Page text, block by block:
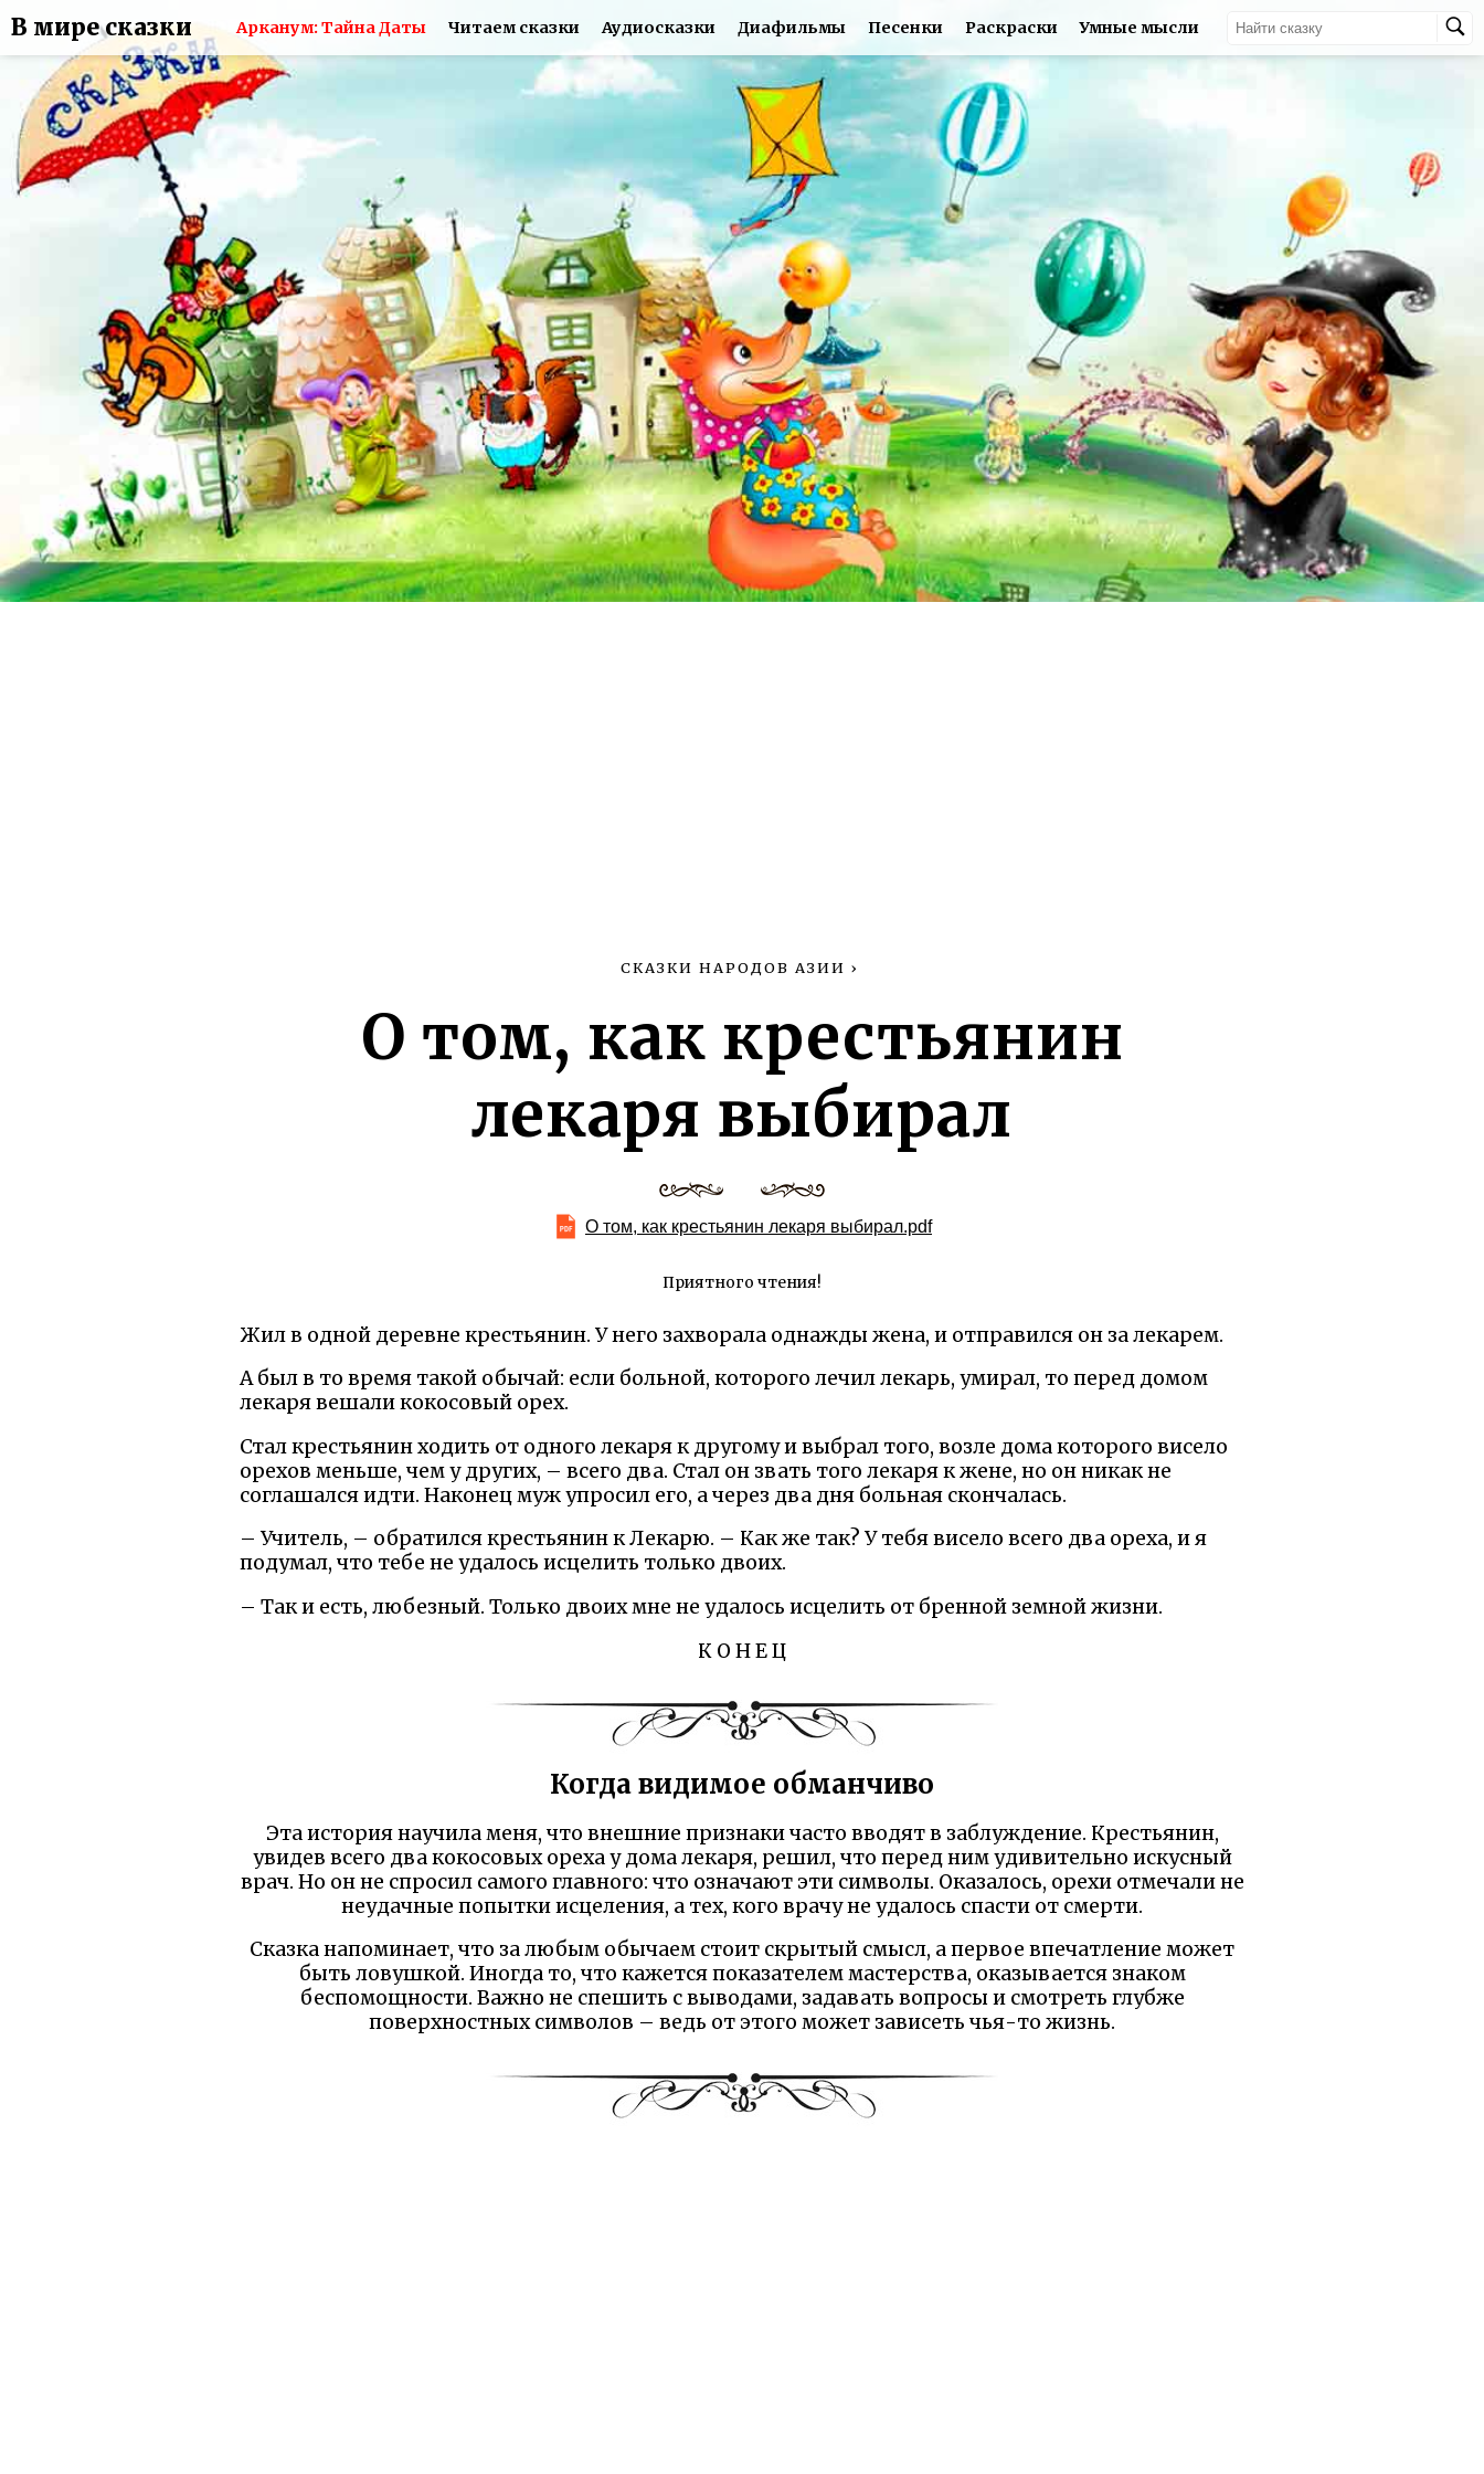
В мире сказки Арканум: Тайна Даты Читаем сказки Аудиосказки Диафильмы Песенки Раскраски Умные мысли
СКАЗКИ НАРОДОВ АЗИИ ›
О том, как крестьянин
лекаря выбирал
О том, как крестьянин лекаря выбирал.pdf
Приятного чтения!
Жил в одной деревне крестьянин. У него захворала однажды жена, и отправился он за лекарем.
А был в то время такой обычай: если больной, которого лечил лекарь, умирал, то перед домом
лекаря вешали кокосовый орех.
Стал крестьянин ходить от одного лекаря к другому и выбрал того, возле дома которого висело
орехов меньше, чем у других, – всего два. Стал он звать того лекаря к жене, но он никак не
соглашался идти. Наконец муж упросил его, а через два дня больная скончалась.
– Учитель, – обратился крестьянин к Лекарю. – Как же так? У тебя висело всего два ореха, и я
подумал, что тебе не удалось исцелить только двоих.
– Так и есть, любезный. Только двоих мне не удалось исцелить от бренной земной жизни.
К О Н Е Ц
Когда видимое обманчиво
Эта история научила меня, что внешние признаки часто вводят в заблуждение. Крестьянин,
увидев всего два кокосовых ореха у дома лекаря, решил, что перед ним удивительно искусный
врач. Но он не спросил самого главного: что означают эти символы. Оказалось, орехи отмечали не
неудачные попытки исцеления, а тех, кого врачу не удалось спасти от смерти.
Сказка напоминает, что за любым обычаем стоит скрытый смысл, а первое впечатление может
быть ловушкой. Иногда то, что кажется показателем мастерства, оказывается знаком
беспомощности. Важно не спешить с выводами, задавать вопросы и смотреть глубже
поверхностных символов – ведь от этого может зависеть чья-то жизнь.